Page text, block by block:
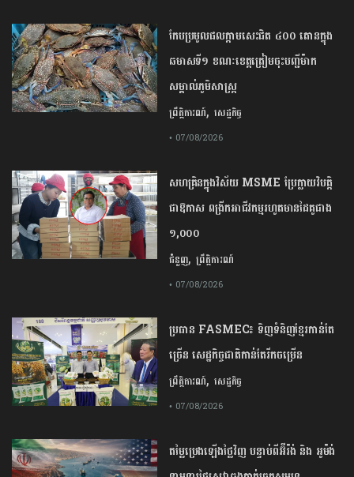
កែប​ប្រមូល​ផល​ក្តាម​សេះ​ជិត​ ​៤០០ ​តោន​ក្នុង​
ឆមាស​ទី​១​ ​ខណៈ​ខេត្ត​ត្រៀម​ចុះបញ្ជី​ម៉ាក​
សម្គាល់​ភូមិសាស្ត្រ​
ព្រឹត្តិការណ៍, សេដ្ឋកិច្ច
• 07/08/2026
សហគ្រិនក្នុងវិស័យ MSME ប្រែក្លាយវិបត្តិ
ជាឱកាស ពង្រីកអាជីវកម្មរហូតមានដៃគូជាង
១,០០០
ជំនួញ,ព្រឹត្តិការណ៍
• 07/08/2026
ប្រធាន​​ ​FASMEC​៖​ ​ទិញ​ទំនិញ​ខ្មែរ​កាន់តែ​
ច្រើន​ ​សេដ្ឋកិច្ច​ជាតិ​កាន់តែ​រីកចម្រើន​
ព្រឹត្តិការណ៍, សេដ្ឋកិច្ច
• 07/08/2026
តម្លៃប្រេងឡើងថ្លៃវិញ បន្ទាប់ពីអ៊ីរ៉ង់ និង អូម៉ង់